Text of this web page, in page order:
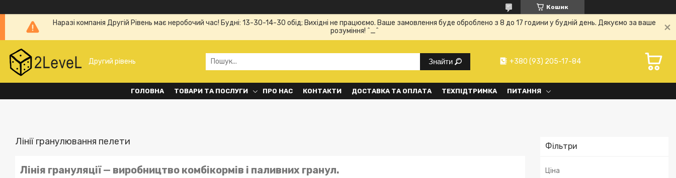
Кошик
Наразі компанія Другій Рівень має неробочий час! Будні: 13-30-14-30 обід; Вихідні не працюємо. Ваше замовлення буде оброблено з 8 до 17 години у будній день. Дякуємо за ваше
розуміння! ^_^
Другий рівень Знайти +380 (93) 205-17-84
ГОЛОВНА ТОВАРИ ТА ПОСЛУГИ ПРО НАС КОНТАКТИ ДОСТАВКА ТА ОПЛАТА ТЕХПІДТРИМКА ПИТАННЯ
Фільтри
Ціна
Лінії гранулювання пелети
Лінія грануляції — виробництво комбікормів і паливних гранул.